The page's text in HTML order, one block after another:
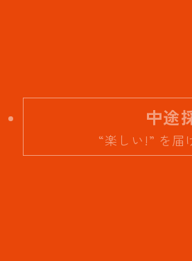
中途
“楽しい!” を届